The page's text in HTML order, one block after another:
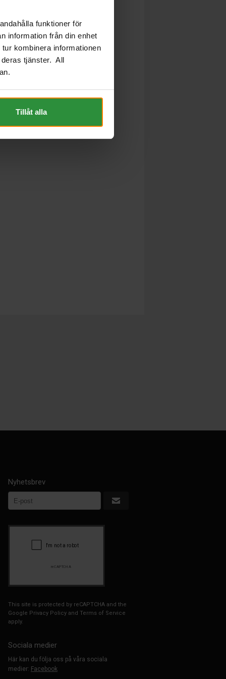
funktioner för
information från din enhet
kombinera informationen
tjänster. All
Tillåt alla
Nyhetsbrev
This site is protected by reCAPTCHA and the
Google Privacy Policyand Terms of Service
apply.
Sociala medier
Här kan du följa oss på våra sociala
medier: Facebook